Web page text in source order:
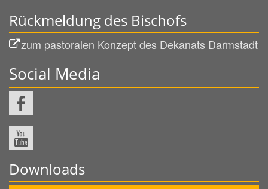
Rückmeldung des Bischofs
zum pastoralen Konzept des Dekanats Darmstadt
Social Media
Downloads